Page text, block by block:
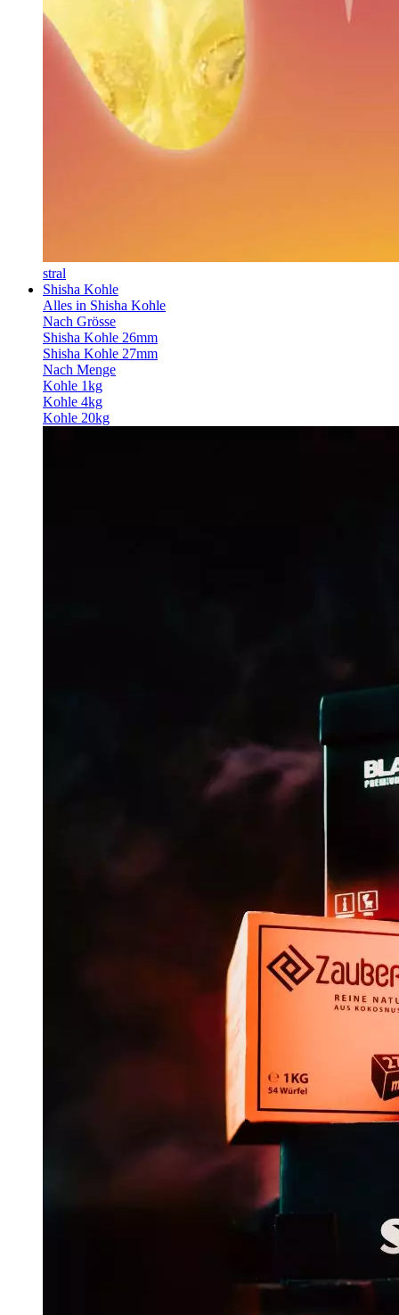
stral
Shisha Kohle
Alles in Shisha Kohle
Nach Grösse
Shisha Kohle 26mm
Shisha Kohle 27mm
Nach Menge
Kohle 1kg
Kohle 4kg
Kohle 20kg